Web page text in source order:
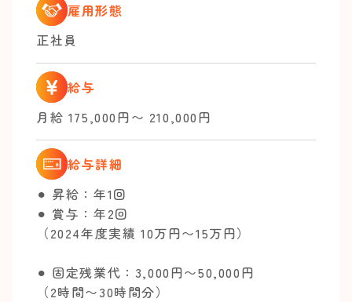
雇用形態
正社員
給与
月給 175,000円〜 210,000円
給与詳細
⚫︎ 昇給：年1回
⚫︎ 賞与：年2回
（2024年度実績 10万円〜15万円）
⚫︎ 固定残業代：3,000円〜50,000円
（2時間〜30時間分）